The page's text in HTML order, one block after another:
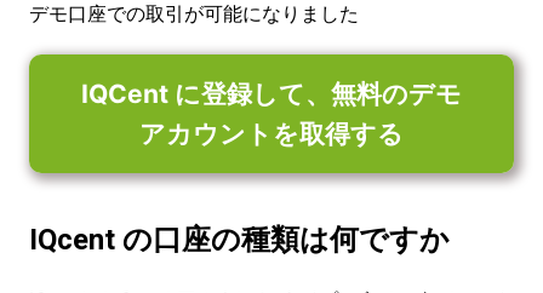
デモ口座での取引が可能になりました
IQCent に登録して、無料のデモ
アカウントを取得する
IQcent の口座の種類は何ですか